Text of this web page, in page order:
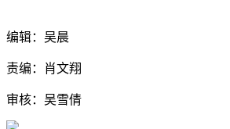
编辑：吴晨
责编：肖文翔
审核：吴雪倩